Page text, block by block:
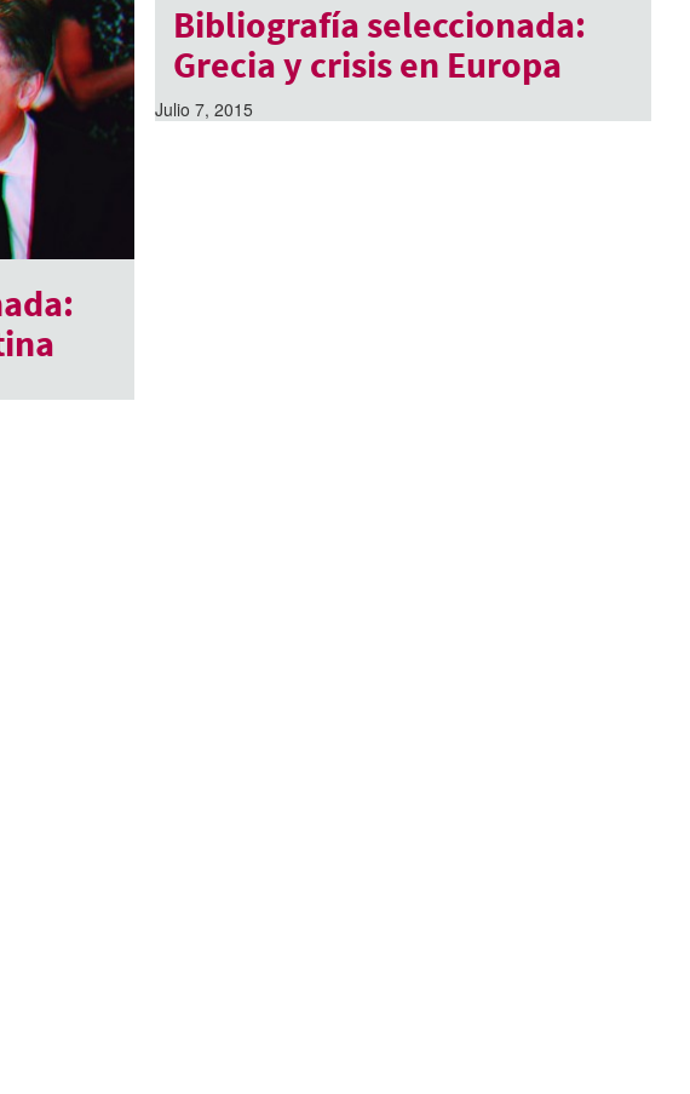
Bibliografía seleccionada:
Grecia y crisis en Europa
Julio 7, 2015